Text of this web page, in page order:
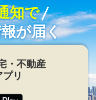
知で
が届く
・不動産
プリ